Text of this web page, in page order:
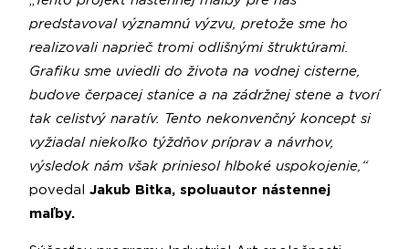
predstavoval významnú výzvu, pretože sme ho
realizovali naprieč tromi odlišnými štruktúrami.
Grafiku sme uviedli do života na vodnej cisterne,
budove čerpacej stanice a na zádržnej stene a tvorí
tak celistvý naratív. Tento nekonvenčný koncept si
vyžiadal niekoľko týždňov príprav a návrhov,
výsledok nám však priniesol hlboké uspokojenie,“
povedal Jakub Bitka, spoluautor nástennej
maľby.